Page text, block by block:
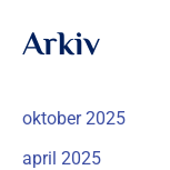
Arkiv
oktober 2025
april 2025